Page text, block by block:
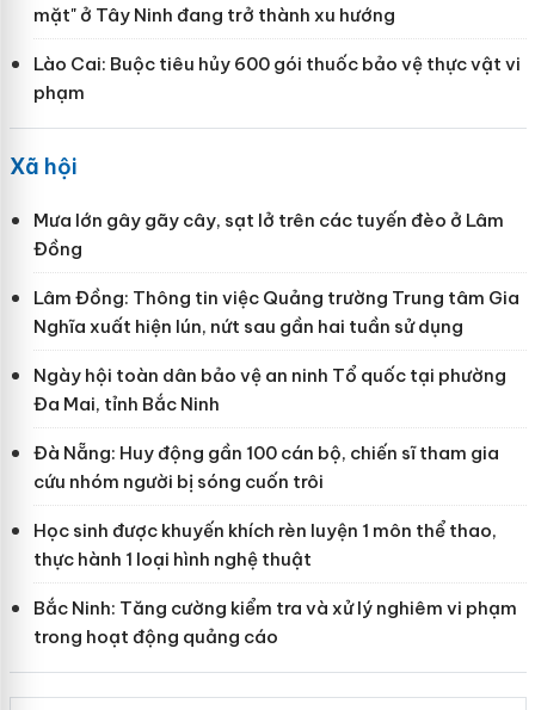
mặt" ở Tây Ninh đang trở thành xu hướng
Lào Cai: Buộc tiêu hủy 600 gói thuốc bảo vệ thực vật vi
phạm
Xã hội
Mưa lớn gây gãy cây, sạt lở trên các tuyến đèo ở Lâm
Đồng
Lâm Đồng: Thông tin việc Quảng trường Trung tâm Gia
Nghĩa xuất hiện lún, nứt sau gần hai tuần sử dụng
Ngày hội toàn dân bảo vệ an ninh Tổ quốc tại phường
Đa Mai, tỉnh Bắc Ninh
Đà Nẵng: Huy động gần 100 cán bộ, chiến sĩ tham gia
cứu nhóm người bị sóng cuốn trôi
Học sinh được khuyến khích rèn luyện 1 môn thể thao,
thực hành 1 loại hình nghệ thuật
Bắc Ninh: Tăng cường kiểm tra và xử lý nghiêm vi phạm
trong hoạt động quảng cáo